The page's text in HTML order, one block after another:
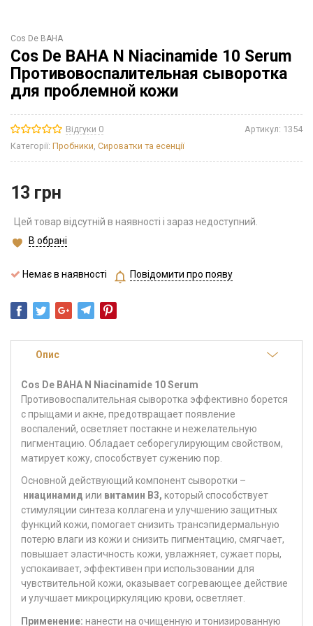
Cos De BAHA
Cos De BAHA N Niacinamide 10 Serum
Противовоспалительная сыворотка
для проблемной кожи
Відгуки 0 Артикул: 1354
Категорії: Пробники, Сироватки та есенції
13 грн
Цей товар відсутній в наявності і зараз недоступний.
В обрані
Немає в наявності Повідомити про появу
Опис
Cos De BAHA N Niacinamide 10 Serum
Противовоспалительная сыворотка эффективно борется
с прыщами и акне, предотвращает появление
воспалений, осветляет постакне и нежелательную
пигментацию. Обладает себорегулирующим свойством,
матирует кожу, способствует сужению пор.
Основной действующий компонент сыворотки –
ниацинамид или витамин В3, который способствует
стимуляции синтеза коллагена и улучшению защитных
функций кожи, помогает снизить трансэпидермальную
потерю влаги из кожи и снизить пигментацию, смягчает,
повышает эластичность кожи, увлажняет, сужает поры,
успокаивает, эффективен при использовании для
чувствительной кожи, оказывает согревающее действие
и улучшает микроциркуляцию крови, осветляет.
Применение: нанести на очищенную и тонизированную